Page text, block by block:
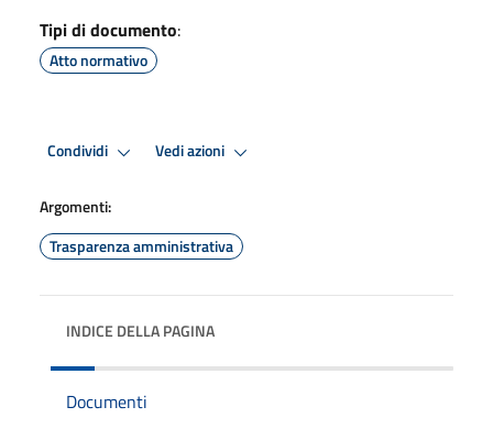
Tipi di documento:
Atto normativo
Condividi Vedi azioni
Argomenti:
Trasparenza amministrativa
INDICE DELLA PAGINA
Documenti